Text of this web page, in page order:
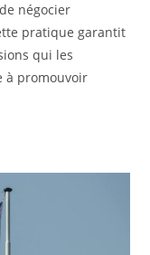
négocier
pratique garantit
qui les
à promouvoir